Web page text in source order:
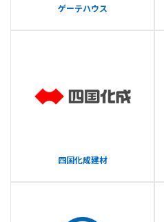
ゲーテハウス
四国化成建材